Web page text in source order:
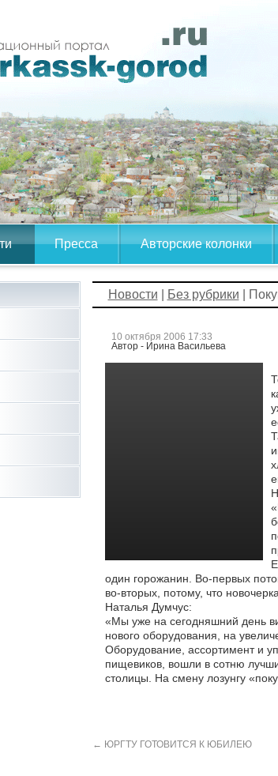
Пресса Авторские колонки
Новости Без рубрики |
10 октября 2006 17:33
Автор - Ирина Васильева
один горожанин. Во-первых
во-вторых, потому, что
Наталья Думчус:
«Мы уже на сегодняшний день
нового оборудования, на
Оборудование, ассортимент и
пищевиков, вошли в сотню
столицы. На смену лозунгу
← ЮРГТУ ГОТОВИТСЯ К ЮБИЛЕЮ